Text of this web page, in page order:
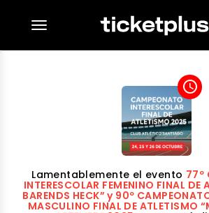
desplegar navegación
access_time
Lamentablemente el evento 77º
INTERESCOLAR FEMENINO FINAL DE
BARENDS HECK” y 90º
MASCULINO FINAL DE ATLETISMO